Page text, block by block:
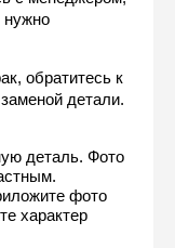
нужно
обратитесь к
детали.
деталь. Фото
фото
характер